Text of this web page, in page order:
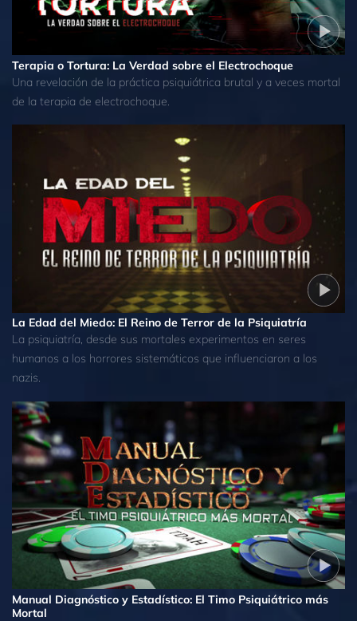
Terapia o Tortura: La Verdad sobre el Electrochoque
Una revelación de la práctica psiquiátrica brutal y a veces mortal
de la terapia de electrochoque.
La Edad del Miedo: El Reino de Terror de la Psiquiatría
La psiquiatría, desde sus mortales experimentos en seres
humanos a los horrores sistemáticos que influenciaron a los
nazis.
Manual Diagnóstico y Estadístico: El Timo Psiquiátrico más
Mortal